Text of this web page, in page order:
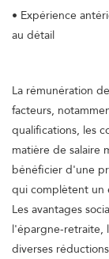
• Expérience
au détail
La rémunération
facteurs,
qualifications, les
matière de salaire
bénéficier d'une
qui complètent un
Les avantages
l'épargne-retraite,
diverses